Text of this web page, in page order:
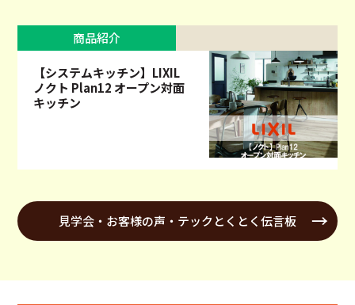
商品紹介
【システムキッチン】LIXIL
ノクト Plan12 オープン対面
キッチン
見学会・お客様の声・テックとくとく伝言板